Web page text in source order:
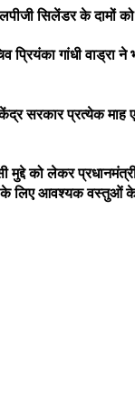
सिलेंडर के
गांधी वाड्रा
सरकार प्रत्येक
को लेकर
के लिए आवश्यक